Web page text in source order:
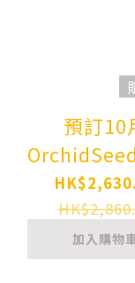
預訂10
OrchidSeed 鈴蘭
Death
Suzuran
Complete
Pre-
加入購物